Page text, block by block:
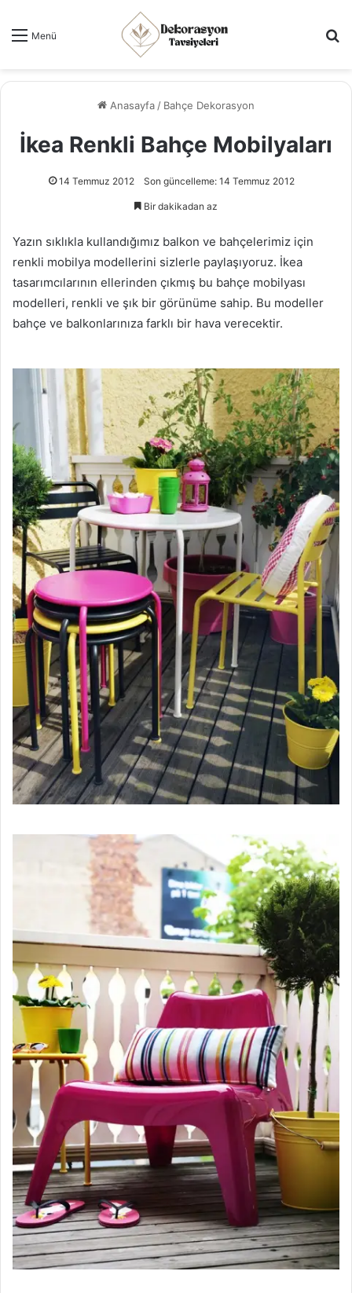
Menü
Anasayfa / Bahçe Dekorasyon
İkea Renkli Bahçe Mobilyaları
14 Temmuz 2012 Son güncelleme: 14 Temmuz 2012
Bir dakikadan az
Yazın sıklıkla kullandığımız balkon ve bahçelerimiz için
renkli mobilya modellerini sizlerle paylaşıyoruz. İkea
tasarımcılarının ellerinden çıkmış bu bahçe mobilyası
modelleri, renkli ve şık bir görünüme sahip. Bu modeller
bahçe ve balkonlarınıza farklı bir hava verecektir.